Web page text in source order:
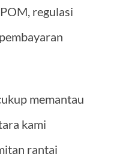
regulasi
memantau
kami
rantai